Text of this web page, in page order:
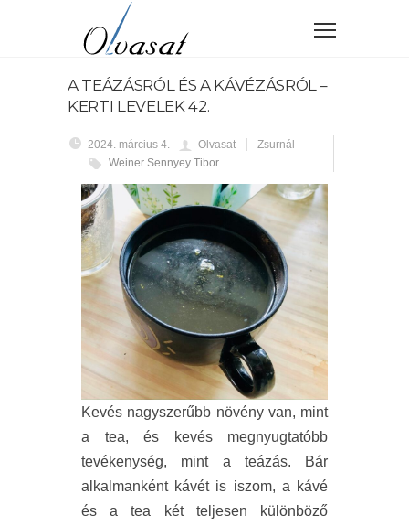
A TEÁZÁSRÓL ÉS A KÁVÉZÁSRÓL –
KERTI LEVELEK 42.
2024. március 4. Olvasat
Zsurnál
Weiner Sennyey Tibor
Kevés nagyszerűbb növény van, mint
a tea, és kevés megnyugtatóbb
tevékenység, mint a teázás. Bár
alkalmanként kávét is iszom, a kávé
és a tea két teljesen különböző